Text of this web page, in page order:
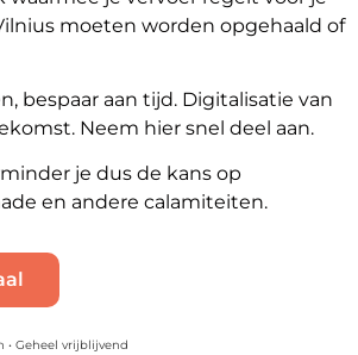
moeten worden opgehaald of
bespaar aan tijd. Digitalisatie van
Neem hier snel deel aan.
je dus de kans op
en andere calamiteiten.
• Geheel vrijblijvend